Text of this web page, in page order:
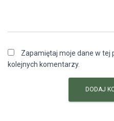
Zapamiętaj moje dane w tej
kolejnych komentarzy.